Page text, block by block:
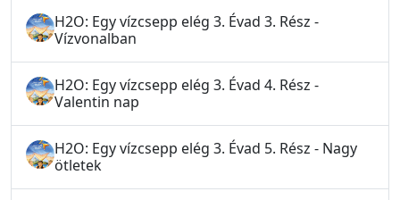
H2O: Egy vízcsepp elég 3. Évad 3. Rész -
Vízvonalban
H2O: Egy vízcsepp elég 3. Évad 4. Rész -
Valentin nap
H2O: Egy vízcsepp elég 3. Évad 5. Rész - Nagy
ötletek